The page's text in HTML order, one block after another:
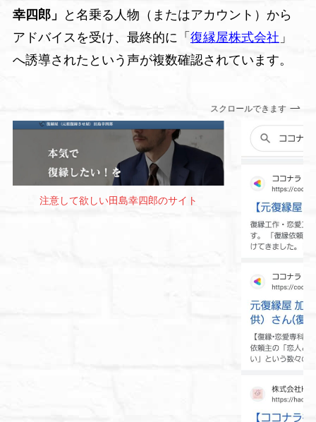
幸四郎」
と名乗る人物（またはアカウント）から
アドバイスを受け、最終的に「 復縁屋株式会社 」
へ誘導されたという声が複数確認されています。
スクロールできます
注意して欲しい田島幸四郎のサイト